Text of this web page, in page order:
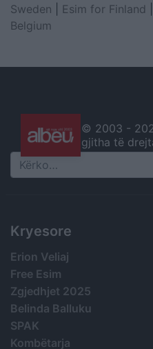
Sweden
Esim for Finland
Belgium
© 2003 -
gjitha të
Search
Kryesore
Erion Veliaj
Free Esim
Zgjedhjet 2025
Belinda Balluku
SPAK
Kombëtarja